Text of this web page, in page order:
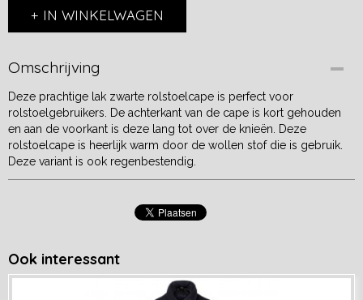
IN WINKELWAGEN
Omschrijving
Deze prachtige lak zwarte rolstoelcape is perfect voor
rolstoelgebruikers. De achterkant van de cape is kort gehouden
en aan de voorkant is deze lang tot over de knieën. Deze
rolstoelcape is heerlijk warm door de wollen stof die is gebruik.
Deze variant is ook regenbestendig.
Ook interessant